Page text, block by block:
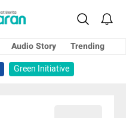
Audio Story
Trending
Green Initiative